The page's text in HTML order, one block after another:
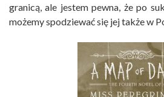
granicą, ale jestem pewna, że po
możemy spodziewać się jej także w